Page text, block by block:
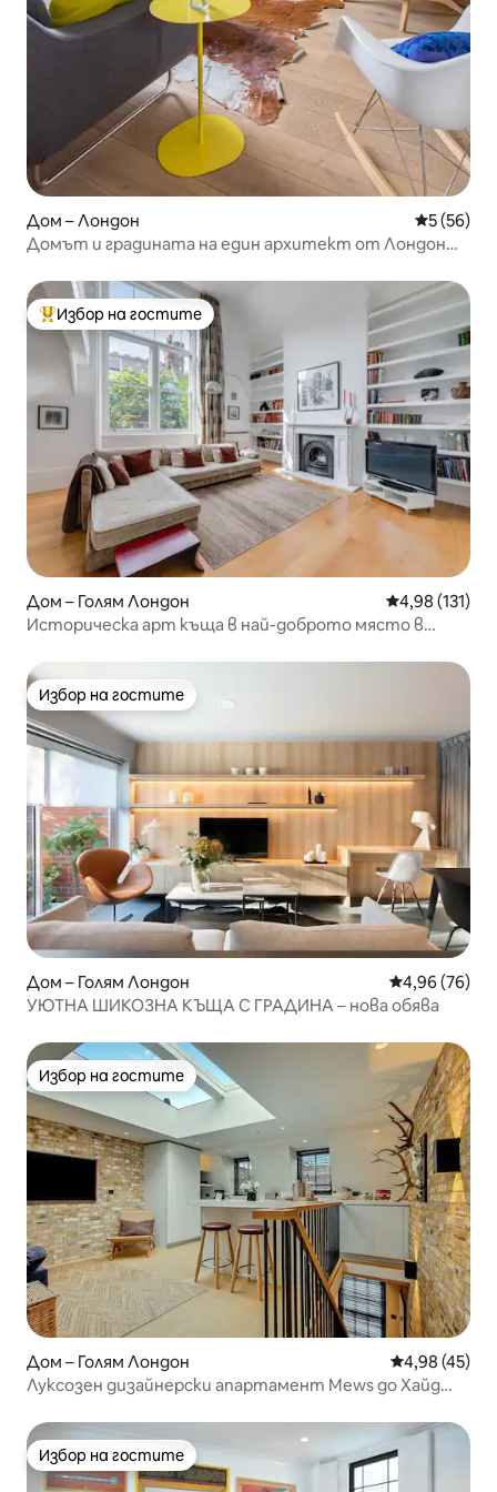
Дом – Лондон Средна
5 (56)
Домът и градината на един архитект от Лондон
Най-популярен избор на гостите
Избор на гостите
Дом – Голям Лондон Средна
4,98 (131)
Историческа арт къща в най-доброто място в
Избор на гостите
Избор на гостите
Дом – Голям Лондон Средна
4,96 (76)
УЮТНА ШИКОЗНА КЪЩА С ГРАДИНА – нова обява
Избор на гостите
Избор на гостите
Дом – Голям Лондон Средна
4,98 (45)
Луксозен дизайнерски апартамент Mews до Хайд
Избор на гостите
Избор на гостите